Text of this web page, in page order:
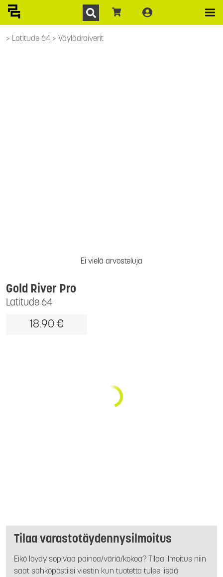
Latitude 64 Väylädraiverit
Ei vielä arvosteluja
Latitude 64
Gold River Pro
18.90 €
Tilaa varastotäydennysilmoitus
Eikö löydy sopivaa painoa/väriä/kokoa? Tilaa ilmoitus niin
saat sähköpostiisi viestin kun tuotetta tulee lisää